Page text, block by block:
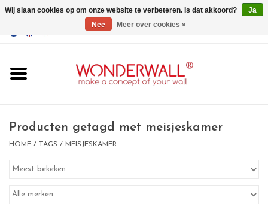
GBP/USD
magneetborden
magneten
Producten getagd met meisjeskamer
HOME / TAGS / MEISJESKAMER
Wij slaan cookies op om onze website te verbeteren. Is dat akkoord?
Ja
Nee
Meer over cookies »